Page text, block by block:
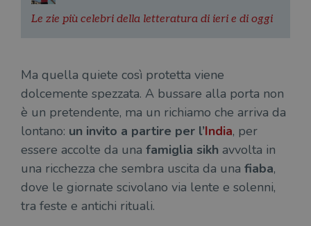
Le zie più celebri della letteratura di ieri e di oggi
Ma quella quiete così protetta viene
dolcemente spezzata. A bussare alla porta non
è un pretendente, ma un richiamo che arriva da
lontano: un invito a partire per l’India, per
essere accolte da una famiglia sikh avvolta in
una ricchezza che sembra uscita da una fiaba,
dove le giornate scivolano via lente e solenni,
tra feste e antichi rituali.